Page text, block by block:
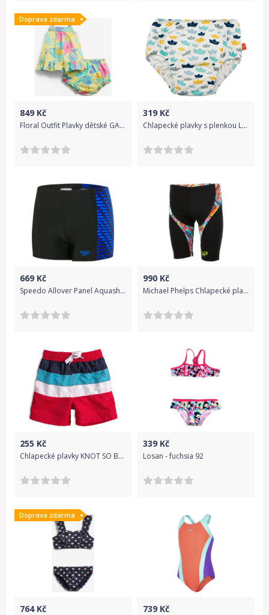
Doprava zdarma
849 Kč
Floral Outfit Plavky dětské GAP | Žlutá Vícebarevná | Dívčí | 0-3 měsíce
319 Kč
Chlapecké plavky s plenkou Lassig - paper boat 56-68
669 Kč
Speedo Allover Panel Aquashort - black/blue 140
990 Kč
Michael Phelps Chlapecké plavky SUBWAY JAMMER černá 10 let / 140-146 cm
255 Kč
Chlapecké plavky KNOT SO BAD COOL BOY červené Velikost: 92
339 Kč
Losan - fuchsia 92
Doprava zdarma
764Kč 739 Kč